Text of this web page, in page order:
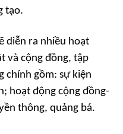
tạo.
diễn ra nhiều hoạt
và cộng đồng, tập
chính gồm: sự kiện
hoạt động cộng đồng-
thông, quảng bá.